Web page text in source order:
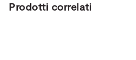
Prodotti correlati